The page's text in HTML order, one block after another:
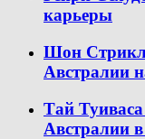
карьеры
Шон
Австралии
Тай
Австралии